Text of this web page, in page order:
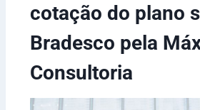
cotação do plano
Bradesco pela
Consultoria